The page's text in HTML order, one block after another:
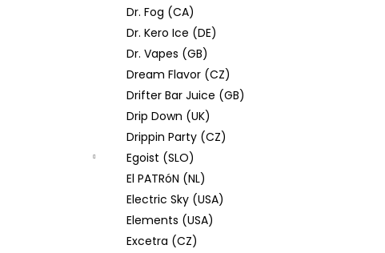
Dr. Fog (CA)
Dr. Kero Ice (DE)
Dr. Vapes (GB)
Dream Flavor (CZ)
Drifter Bar Juice (GB)
Drip Down (UK)
Drippin Party (CZ)
Egoist (SLO)
El PATRóN (NL)
Electric Sky (USA)
Elements (USA)
Excetra (CZ)